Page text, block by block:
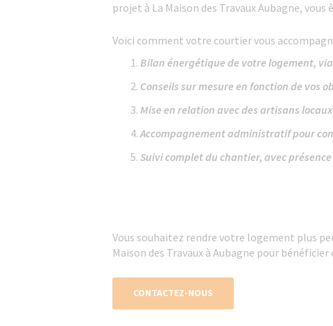
projet à La Maison des Travaux Aubagne,
Voici comment votre courtier vous
Bilan énergétique de votre logement,
Conseils sur mesure en fonction de vos
Mise en relation avec des artisans
Accompagnement administratif pour
Suivi complet du chantier, avec
Vous souhaitez rendre votre logement plus
Maison des Travaux à Aubagne pour
CONTACTEZ-NOUS